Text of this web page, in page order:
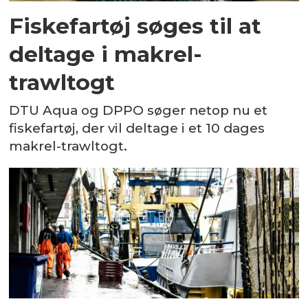
Fiskefartøj søges til at
deltage i makrel-
trawltogt
DTU Aqua og DPPO søger netop nu et
fiskefartøj, der vil deltage i et 10 dages
makrel-trawltogt.